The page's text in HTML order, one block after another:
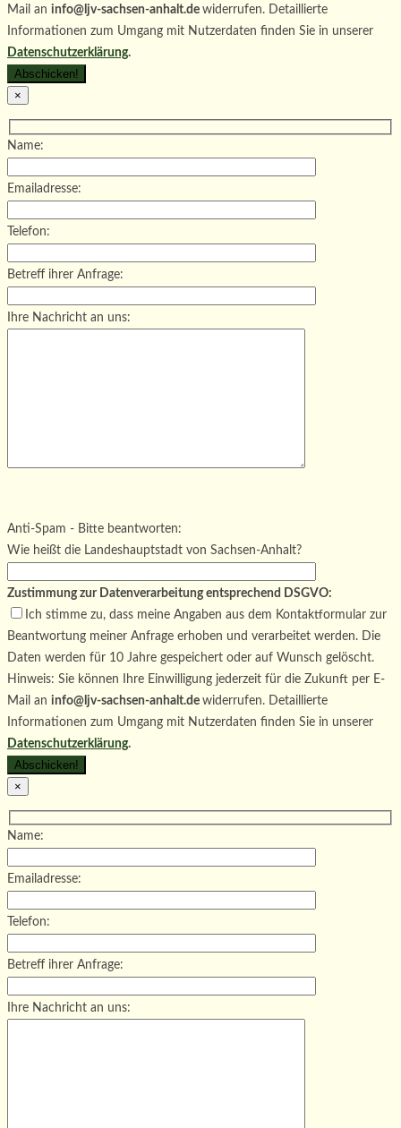
Mail an info@ljv-sachsen-anhalt.de widerrufen. Detaillierte
Informationen zum Umgang mit Nutzerdaten finden Sie in unserer
Datenschutzerklärung.
×
Name:
Emailadresse:
Telefon:
Betreff ihrer Anfrage:
Ihre Nachricht an uns:
Bitte lasse dieses Feld leer.
Anti-Spam - Bitte beantworten:
Wie heißt die Landeshauptstadt von Sachsen-Anhalt?
Zustimmung zur Datenverarbeitung entsprechend DSGVO:
Ich stimme zu, dass meine Angaben aus dem Kontaktformular zur
Beantwortung meiner Anfrage erhoben und verarbeitet werden. Die
Daten werden für 10 Jahre gespeichert oder auf Wunsch gelöscht.
Hinweis: Sie können Ihre Einwilligung jederzeit für die Zukunft per E-
Mail an info@ljv-sachsen-anhalt.de widerrufen. Detaillierte
Informationen zum Umgang mit Nutzerdaten finden Sie in unserer
Datenschutzerklärung.
×
Name:
Emailadresse:
Telefon:
Betreff ihrer Anfrage:
Ihre Nachricht an uns: